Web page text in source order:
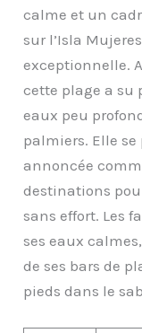
calme et un
sur l’Isla
exceptionnelle.
cette plage a su
eaux peu
palmiers. Elle
annoncée
destinations
sans effort. Les
ses eaux
de ses bars de
pieds dans le